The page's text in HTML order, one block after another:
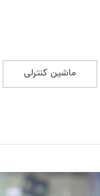
ماشین کنترلی